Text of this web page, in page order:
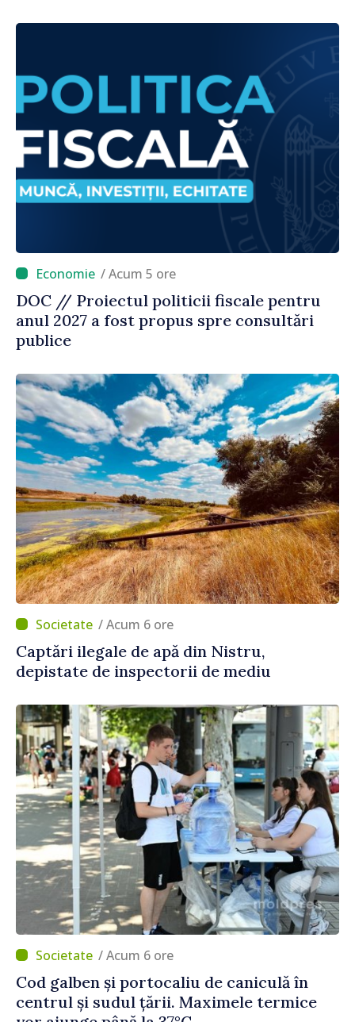
/ Acum 5 ore
DOC // Proiectul politicii fiscale pentru
anul 2027 a fost propus spre consultări
publice
/ Acum 6 ore
Captări ilegale de apă din Nistru,
depistate de inspectorii de mediu
/ Acum 6 ore
Cod galben și portocaliu de caniculă în
centrul și sudul țării. Maximele termice